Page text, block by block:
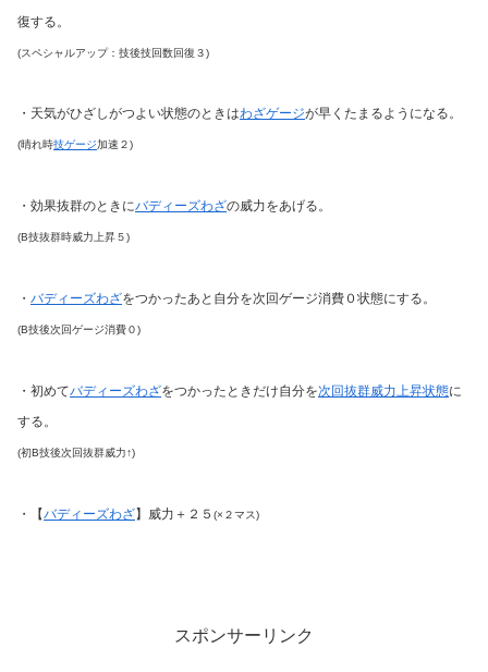
復する。
(スペシャルアップ：技後技回数回復３)
・天気がひざしがつよい状態のときはわざゲージが早くたまるようになる。
(晴れ時技ゲージ加速２)
・効果抜群のときにバディーズわざの威力をあげる。
(B技抜群時威力上昇５)
・ バディーズわざをつかったあと自分を次回ゲージ消費０状態にする。
(B技後次回ゲージ消費０)
・初めてバディーズわざをつかったときだけ自分を次回抜群威力上昇状態に
する。
(初B技後次回抜群威力↑)
・【バディーズわざ】威力＋２５ (×２マス)
スポンサーリンク